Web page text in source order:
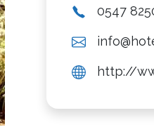
0547
http://